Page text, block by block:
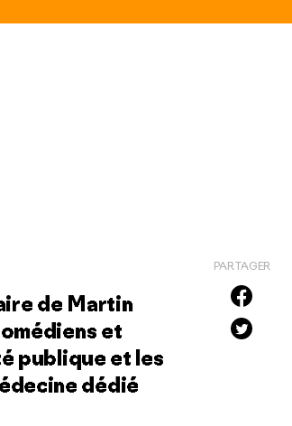
PARTAGER
de Martin
et
publique et les
dédié